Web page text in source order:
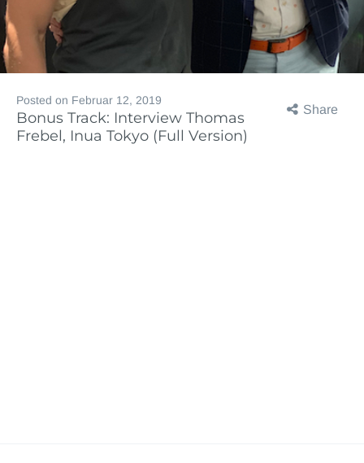
Share
Posted on Februar 12, 2019
Bonus Track: Interview Thomas
Frebel, Inua Tokyo (Full Version)